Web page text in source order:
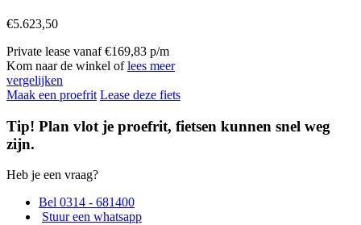
€5.623,50
Private lease vanaf €169,83 p/m
Kom naar de winkel oflees meer
vergelijken
Maak een proefrit Lease deze fiets
Tip! Plan vlot je proefrit, fietsen kunnen snel weg
zijn.
Heb je een vraag?
Bel 0314 - 681400
Stuur een whatsapp